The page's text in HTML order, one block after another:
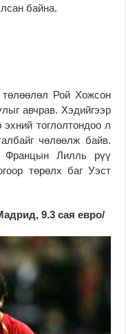
байна.
Рой Хожсон
авчрав. Хэдийгээр
тоглолтондоо л
чөлөөлж байв.
Францын Лилль рүү
төрөлх баг Уэст
9.3 сая евро/